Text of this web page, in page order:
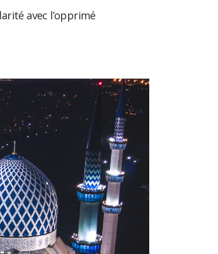
avec l’opprimé